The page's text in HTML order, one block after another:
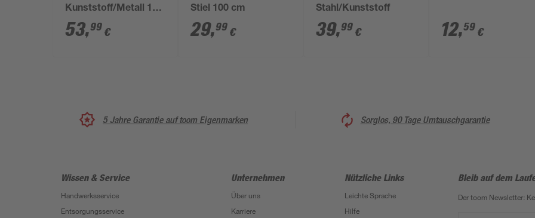
Kunststoff/Metall 100
cm
53,99 €
Stiel 100 cm
29,99 €
Stahl/Kunststoff
39,99 € 12,59 €
5 Jahre Garantie auf toom Eigenmarken Sorglos, 90 Tage Umtauschgarantie
Wissen & Service
Handwerksservice
Entsorgungsservice
Unternehmen
Über uns
Karriere
Nützliche Links
Leichte Sprache
Hilfe
Bleib auf dem
Der toom Newsletter: